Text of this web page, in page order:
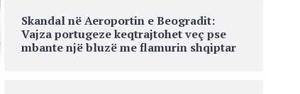
Skandal në Aeroportin e Beogradit:
Vajza portugeze keqtrajtohet veç pse
mbante një bluzë me flamurin shqiptar